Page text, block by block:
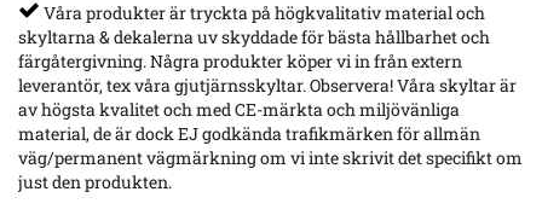
Våra produkter är tryckta på högkvalitativ material och
skyltarna & dekalerna uv skyddade för bästa hållbarhet och
färgåtergivning. Några produkter köper vi in från extern
leverantör, tex våra gjutjärnsskyltar. Observera! Våra skyltar är
av högsta kvalitet och med CE-märkta och miljövänliga
material, de är dock EJ godkända trafikmärken för allmän
väg/permanent vägmärkning om vi inte skrivit det specifikt om
just den produkten.